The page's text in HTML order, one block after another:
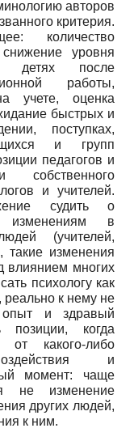
авторов
критерия.
количество
уровня
детях после
работы,
учете, оценка
быстрых и
поступках,
и групп
педагогов и
собственного
и учителей.
судить о
изменениям в
(учителей,
такие изменения
влиянием многих
психологу как
реально к нему не
опыт и здравый
позиции, когда
от какого-либо
воздействия и
момент: чаще
не изменение
других людей,
к ним.